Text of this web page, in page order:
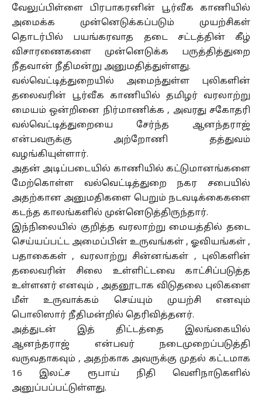
வேலுப்பிள்ளை பிரபாகரனின் பூர்வீக காணியில்
அமைக்க முன்னெடுக்கப்படும் முயற்சிகள்
தொடர்பில் பயங்கரவாத தடை சட்டத்தின் கீழ்
விசாரணைகளை முன்னெடுக்க பருத்தித்துறை
நீதவான் நீதிமன்று அனுமதித்துள்ளது.
வல்வெட்டித்துறையில் அமைந்துள்ள புலிகளின்
தலைவரின் பூர்வீக காணியில் தமிழர் வரலாற்று
மையம் ஒன்றினை நிர்மாணிக்க , அவரது சகோதரி
வல்வெட்டித்துறையை சேர்ந்த ஆனந்தராஜ்
என்பவருக்கு அற்றோணி தத்துவம்
வழங்கியுள்ளார்.
அதன் அடிப்படையில் காணியில் கட்டுமானங்களை
மேற்கொள்ள வல்வெட்டித்துறை நகர சபையில்
அதற்கான அனுமதிகளை பெறும் நடவடிக்கைகளை
கடந்த காலங்களில் முன்னெடுத்திருந்தார்.
இந்நிலையில் குறித்த வரலாற்று மையத்தில் தடை
செய்யப்பட்ட அமைப்பின் உருவங்கள் , ஓவியங்கள் ,
பதாகைகள் , வரலாற்று சின்னங்கள் , புலிகளின்
தலைவரின் சிலை உள்ளிட்டவை காட்சிப்படுத்த
உள்ளனர் எனவும் , அதனூடாக விடுதலை புலிகளை
மீள் உருவாக்கம் செய்யும் முயற்சி எனவும்
பொலிஸார் நீதிமன்றில் தெரிவித்தனர்.
அத்துடன் இத் திட்டத்தை இலங்கையில்
ஆனந்தராஜ் என்பவர் நடைமுறைப்படுத்தி
வருவதாகவும் , அதற்காக அவருக்கு முதல் கட்டமாக
16 இலட்ச ரூபாய் நிதி வெளிநாடுகளில்
அனுப்பப்பட்டுள்ளது.